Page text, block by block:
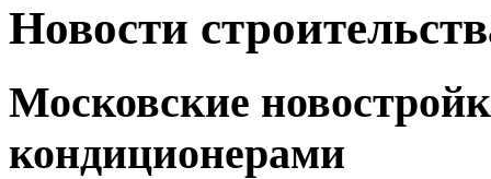
Новости
Московские
кондиционерами